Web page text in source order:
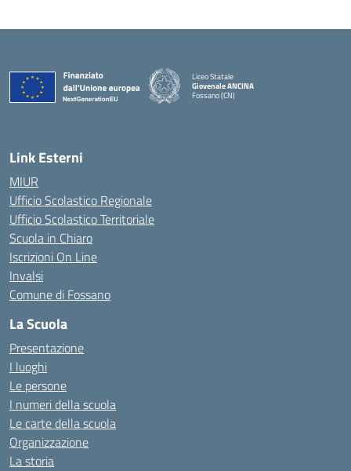
Liceo Statale
Giovenale ANCINA
Fossano (CN)
Link Esterni
MIUR
Ufficio Scolastico Regionale
Ufficio Scolastico Territoriale
Scuola in Chiaro
Iscrizioni On Line
Invalsi
Comune di Fossano
La Scuola
Presentazione
I luoghi
Le persone
I numeri della scuola
Le carte della scuola
Organizzazione
La storia